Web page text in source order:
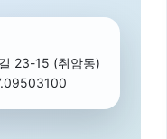
23-15 (취암동)